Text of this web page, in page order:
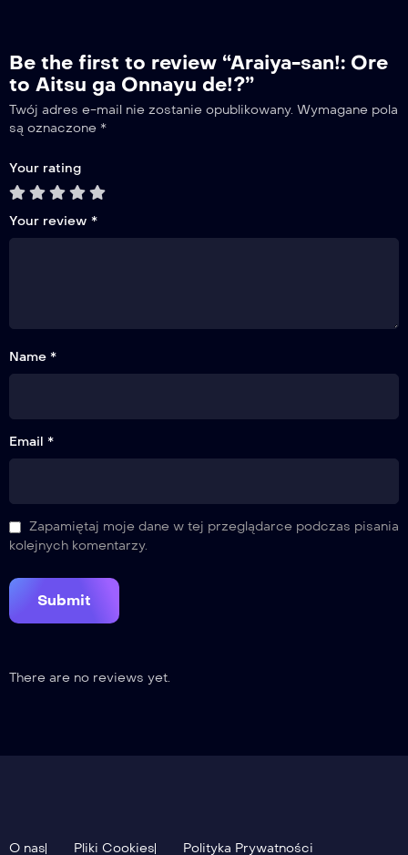
Be the first to review “Araiya-san!: Ore
to Aitsu ga Onnayu de!?”
Twój adres e-mail nie zostanie opublikowany. Wymagane pola
są oznaczone *
Your rating
Your review *
Name *
Email *
Zapamiętaj moje dane w tej przeglądarce podczas pisania
kolejnych komentarzy.
There are no reviews yet.
O nas Pliki Cookies Polityka Prywatności